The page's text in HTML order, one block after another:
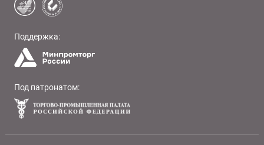
Поддержка:
Под патронатом: